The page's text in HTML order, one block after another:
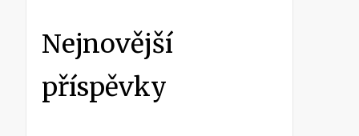
Nejnovější
příspěvky